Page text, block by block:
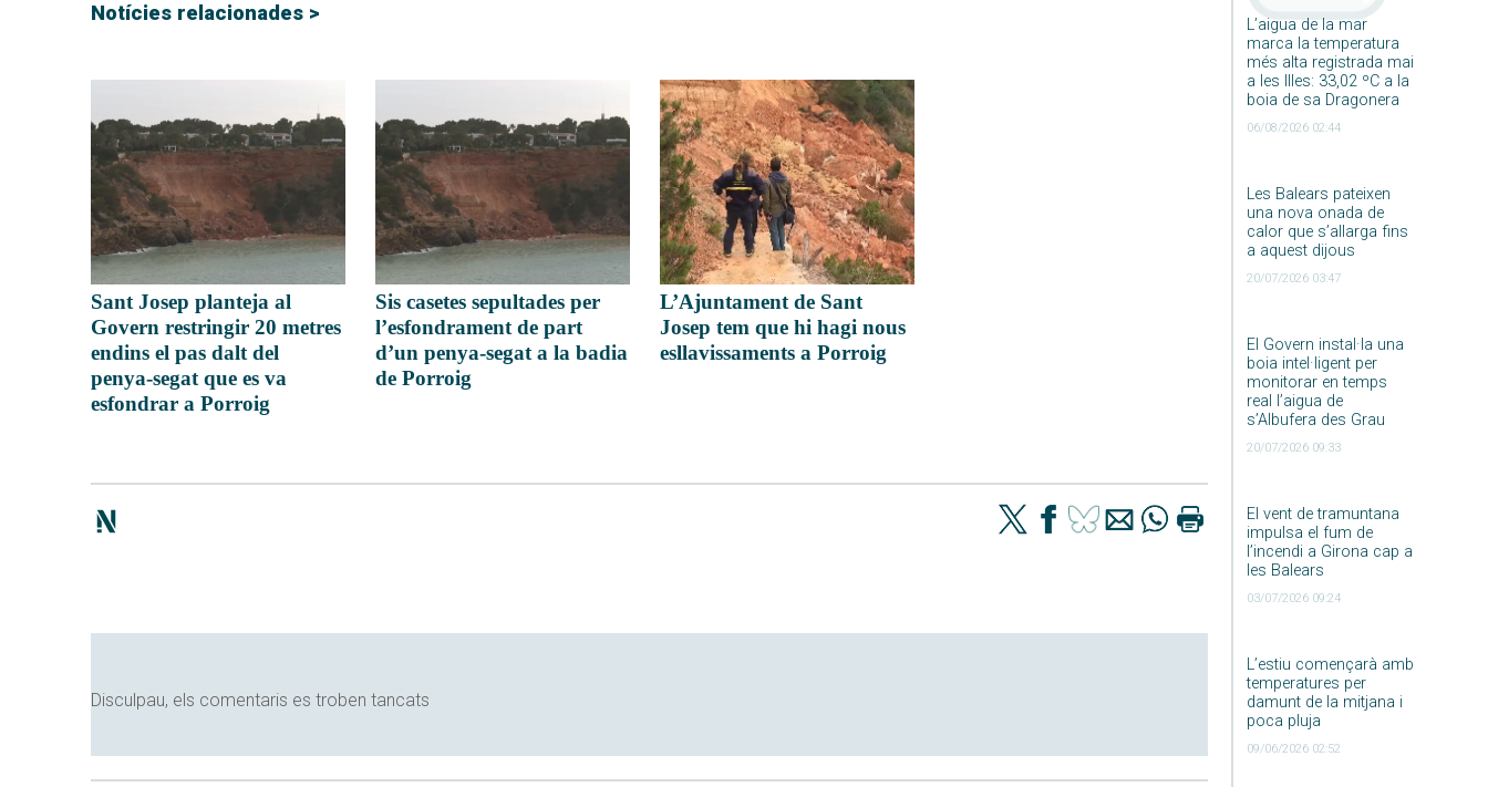
L’aigua de la mar
marca la temperatura
més alta registrada mai
a les Illes: 33,02 ºC a la
boia de sa Dragonera
06/08/2026 02:44
Les Balears pateixen
una nova onada de
calor que s’allarga fins
a aquest dijous
20/07/2026 03:47
El Govern instal·la una
boia intel·ligent per
monitorar en temps
real l’aigua de
s’Albufera des Grau
20/07/2026 09:33
El vent de tramuntana
impulsa el fum de
l’incendi a Girona cap a
les Balears
03/07/2026 09:24
L’estiu començarà amb
temperatures per
damunt de la mitjana i
poca pluja
09/06/2026 02:52
Notícies relacionades >
Sant Josep planteja al
Govern restringir 20 metres
endins el pas dalt del
penya-segat que es va
esfondrar a Porroig
Sis casetes sepultades per
l’esfondrament de part
d’un penya-segat a la badia
de Porroig
L’Ajuntament de Sant
Josep tem que hi hagi nous
esllavissaments a Porroig
Disculpau, els comentaris es troben tancats